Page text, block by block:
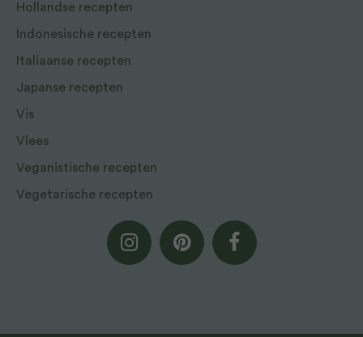
Hollandse recepten
Indonesische recepten
Italiaanse recepten
Japanse recepten
Vis
Vlees
Veganistische recepten
Vegetarische recepten